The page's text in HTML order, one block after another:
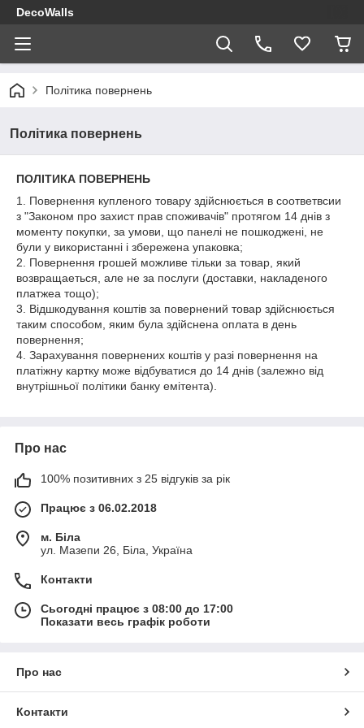
DecoWalls
Політика повернень
Політика повернень
ПОЛІТИКА ПОВЕРНЕНЬ
1. Повернення купленого товару здійснюється в соответвсии
з "Законом про захист прав споживачів" протягом 14 днів з
моменту покупки, за умови, що панелі не пошкоджені, не
були у використанні і збережена упаковка;
2. Повернення грошей можливе тільки за товар, який
возвращаеться, але не за послуги (доставки, накладеного
платжеа тощо);
3. Відшкодування коштів за повернений товар здійснюється
таким способом, яким була здійснена оплата в день
повернення;
4. Зарахування повернених коштів у разі повернення на
платіжну картку може відбуватися до 14 днів (залежно від
внутрішньої політики банку емітента).
Про нас
100% позитивних з 25 відгуків за рік
Працює з 06.02.2018
м. Біла
ул. Мазепи 26, Біла, Україна
Контакти
Сьогодні працює з 08:00 до 17:00
Показати весь графік роботи
Про нас
Контакти